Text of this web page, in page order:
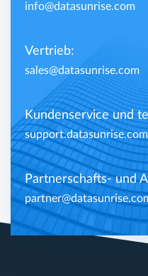
info@datasunrise.com
Vertrieb:
sales@datasunrise.com
Kundenservice und
support.datasunrise.com
Partnerschafts- und